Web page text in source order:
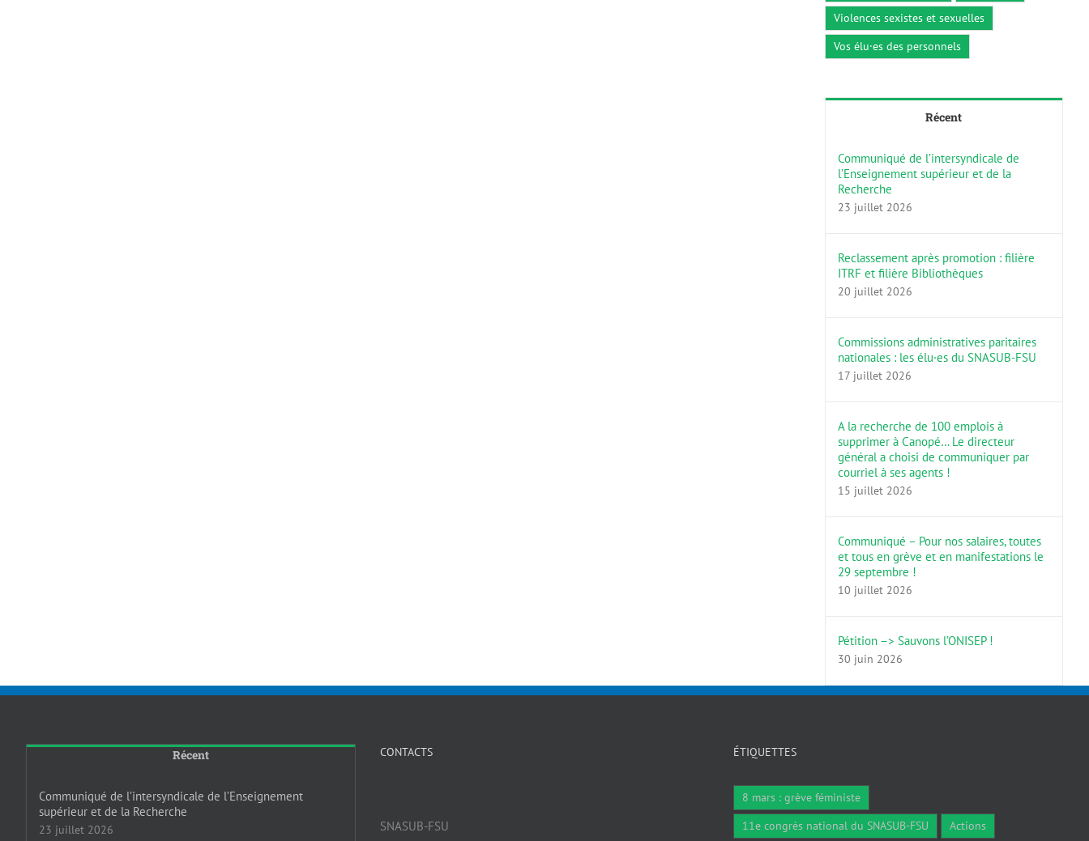
Violences sexistes et sexuelles
Vos élu·es des personnels
Récent
Communiqué de l’intersyndicale de
l’Enseignement supérieur et de la
Recherche
23 juillet 2026
Reclassement après promotion : filière
ITRF et filière Bibliothèques
20 juillet 2026
Commissions administratives paritaires
nationales : les élu·es du SNASUB-FSU
17 juillet 2026
A la recherche de 100 emplois à
supprimer à Canopé… Le directeur
général a choisi de communiquer par
courriel à ses agents !
15 juillet 2026
Communiqué – Pour nos salaires, toutes
et tous en grève et en manifestations le
29 septembre !
10 juillet 2026
Pétition –> Sauvons l’ONISEP !
30 juin 2026
Récent
Communiqué de l’intersyndicale de l’Enseignement
supérieur et de la Recherche
23 juillet 2026
CONTACTS
SNASUB-FSU
ÉTIQUETTES
8 mars : grève féministe
11e congrès national du SNASUB-FSU
Actions